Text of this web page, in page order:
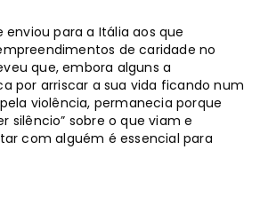
para a Itália aos que
de caridade no
que, embora alguns a
por arriscar a sua vida ficando num
violência, permanecia porque
silêncio” sobre o que viam e
com alguém é essencial para